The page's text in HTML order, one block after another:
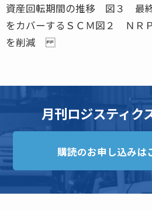
資産回転期間の推移 図３ 最
をカバーするＳＣＭ図２ ＮＲ
を削減
月刊ロジスティク
購読のお申し込みは